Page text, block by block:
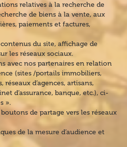
relatives à la recherche de
de biens à la vente, aux
paiements et factures,
du site, affichage de
les réseaux sociaux.
avec nos partenaires en relation
(sites /portails immobiliers,
d’agences, artisans,
d’assurance, banque, etc.), ci-
».
de partage vers les réseaux
de la mesure d’audience et